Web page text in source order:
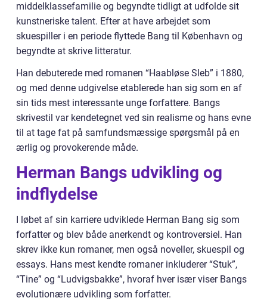
middelklassefamilie og begyndte tidligt at udfolde sit
kunstneriske talent. Efter at have arbejdet som
skuespiller i en periode flyttede Bang til København og
begyndte at skrive litteratur.
Han debuterede med romanen “Haabløse Sleb” i 1880,
og med denne udgivelse etablerede han sig som en af
sin tids mest interessante unge forfattere. Bangs
skrivestil var kendetegnet ved sin realisme og hans evne
til at tage fat på samfundsmæssige spørgsmål på en
ærlig og provokerende måde.
Herman Bangs udvikling og
indflydelse
I løbet af sin karriere udviklede Herman Bang sig som
forfatter og blev både anerkendt og kontroversiel. Han
skrev ikke kun romaner, men også noveller, skuespil og
essays. Hans mest kendte romaner inkluderer “Stuk”,
“Tine” og “Ludvigsbakke”, hvoraf hver især viser Bangs
evolutionære udvikling som forfatter.